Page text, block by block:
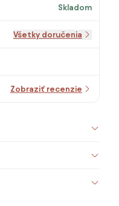
Skladom
Všetky doručenia
Zobraziť recenzie